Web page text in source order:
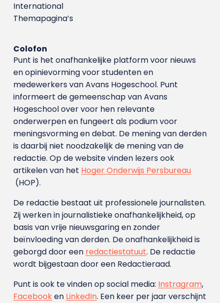
International
Themapagina’s
Colofon
Punt is het onafhankelijke platform voor nieuws
en opinievorming voor studenten en
medewerkers van Avans Hoge­school. Punt
informeert de gemeenschap van Avans
Hogeschool over voor hen relevante
onderwerpen en fungeert als podium voor
meningsvorming en debat. De mening van derden
is daarbij niet noodzakelijk de mening van de
redactie. Op de website vinden lezers ook
artikelen van het Hoger Onderwijs Persbureau
(HOP).
De redactie bestaat uit professionele journalisten.
Zij werken in journalistieke onafhankelijkheid, op
basis van vrije nieuwsgaring en zonder
beïnvloeding van derden. De onafhankelijkheid is
geborgd door een redactiestatuut. De redactie
wordt bijgestaan door een Redactieraad.
Punt is ook te vinden op social media: Instragram,
Facebooken LinkedIn. Een keer per jaar verschijnt